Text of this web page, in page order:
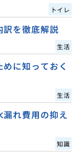
トイレ
訳を徹底解説
生活
に知っておく
生活
れ費用の抑え
知識